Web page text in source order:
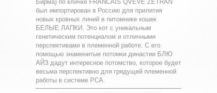
Бирма) по кличке FRANCAIS QVEVE ZETRAN
был импортирован в Россию для прилития
новых кровных линий в питомнике кошек
БЕЛЫЕ ЛАПКИ. Это кот с уникальным
генетическим потенциалом и отличными
перспективами в племенной работе. С его
помощью знаменитые потомки династии БЛЮ
АЙЗ дадут интересное потомство, которое будет
весьма перспективно для грядущей племенной
работы в системе РСА.